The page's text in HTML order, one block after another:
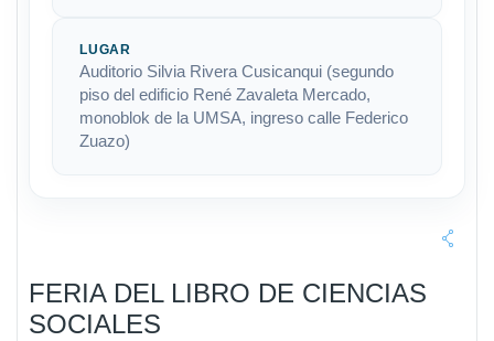
LUGAR
Auditorio Silvia Rivera Cusicanqui (segundo
piso del edificio René Zavaleta Mercado,
monoblok de la UMSA, ingreso calle Federico
Zuazo)
FERIA DEL LIBRO DE CIENCIAS
SOCIALES